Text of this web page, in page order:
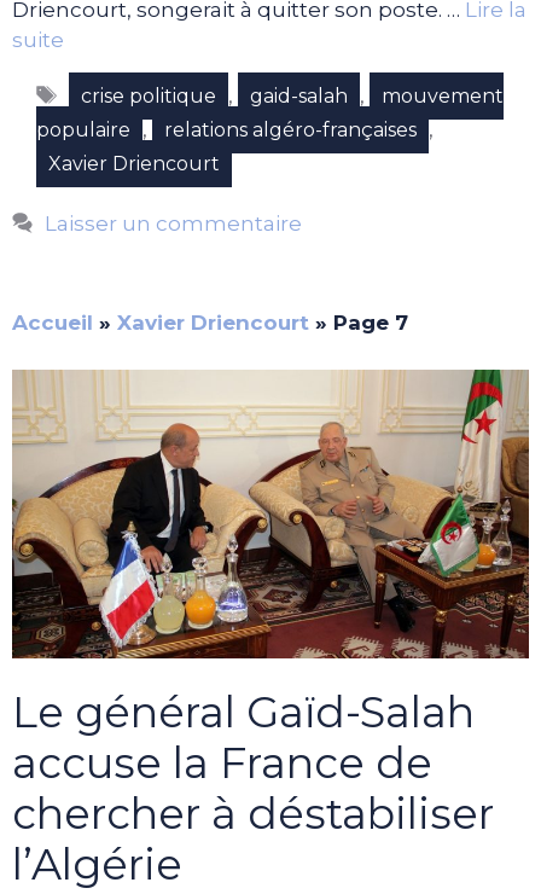
Driencourt, songerait à quitter son poste. … Lire la
suite
Étiquettes
crise politique , gaid-salah ,
mouvement
populaire
, relations algéro-françaises ,
Xavier Driencourt
Laisser un commentaire
Accueil » Xavier Driencourt » Page 7
Le général Gaïd-Salah
accuse la France de
chercher à déstabiliser
l’Algérie